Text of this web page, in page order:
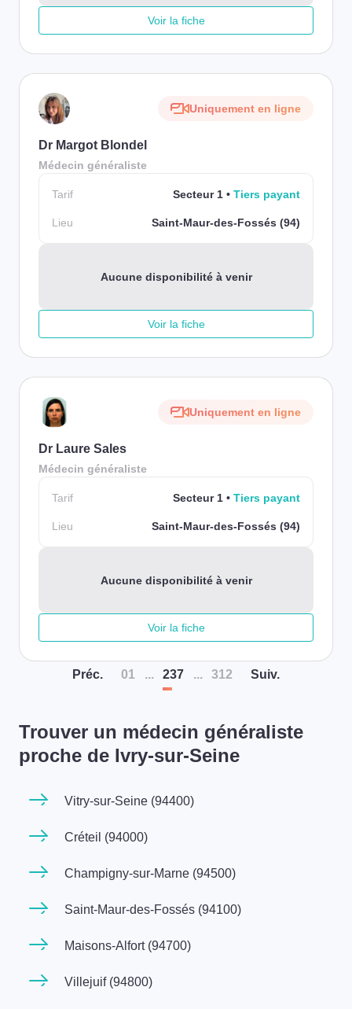
Voir la fiche
Uniquement en ligne
Dr Margot Blondel
Médecin généraliste
Tarif Secteur 1 Tiers payant
Lieu Saint-Maur-des-Fossés (94)
Aucune disponibilité à venir
Voir la fiche
Uniquement en ligne
Dr Laure Sales
Médecin généraliste
Tarif Secteur 1 Tiers payant
Lieu Saint-Maur-des-Fossés (94)
Aucune disponibilité à venir
Voir la fiche
Préc. 01 ... 237 ... 312 Suiv.
Trouver un médecin généraliste
proche de Ivry-sur-Seine
Vitry-sur-Seine (94400)
Créteil (94000)
Champigny-sur-Marne (94500)
Saint-Maur-des-Fossés (94100)
Maisons-Alfort (94700)
Villejuif (94800)